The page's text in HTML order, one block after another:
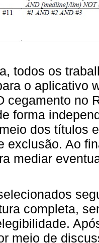
todos os
o aplicativo
cegamento no
forma
dos títulos
exclusão. Ao
mediar
completa,
meio de